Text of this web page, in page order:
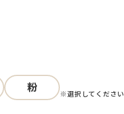
粉 ※選択してください